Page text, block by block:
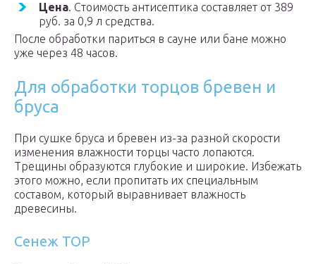
Цена. Стоимость антисептика составляет от 389
руб. за 0,9 л средства.
После обработки париться в сауне или бане можно
уже через 48 часов.
Для обработки торцов бревен и
бруса
При сушке бруса и бревен из-за разной скорости
изменения влажности торцы часто лопаются.
Трещины образуются глубокие и широкие. Избежать
этого можно, если пропитать их специальным
составом, который выравнивает влажность
древесины.
Сенеж ТОР